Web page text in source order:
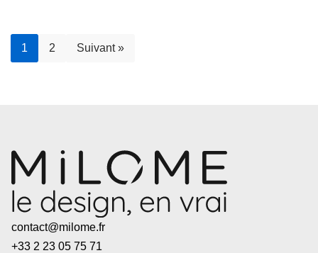
1 2 Suivant »
contact@milome.fr
+33 2 23 05 75 71